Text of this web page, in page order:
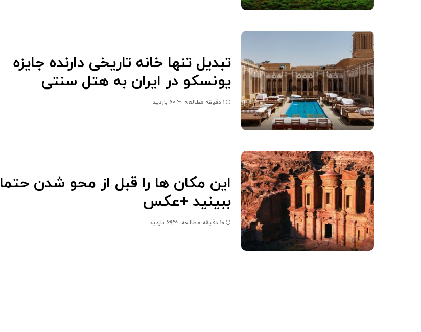
تبدیل تنها خانه تاریخی دارنده جایزه
یونسکو در ایران به هتل سنتی
1 دقیقه مطالعه 60 بازدید
این مکان ها را قبل از محو شدن حتما
ببینید +عکس
10 دقیقه مطالعه 69 بازدید